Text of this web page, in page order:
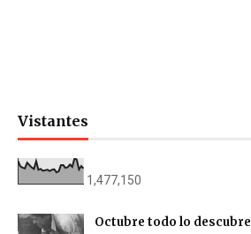
Vistantes
1,477,150
Octubre todo lo descubre